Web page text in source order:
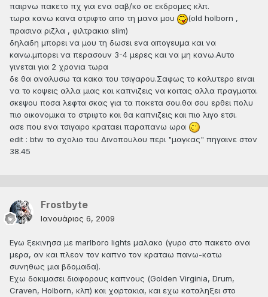
παιρνω πακετο πχ για ενα σαβ/κο σε εκδρομες κλπ.
τωρα κανω κανα στριφτο απο τη μανα μου
(old holborn ,
πρασινα ριζλα , φιλτρακια slim)
δηλαδη μπορει να μου τη δωσει ενα απογευμα και να
κανω.μπορει να περασουν 3-4 μερες και να μη κανω.Αυτο
γινεται για 2 χρονια τωρα
δε θα αναλυσω τα κακα του τσιγαρου.Σαφως το καλυτερο ειναι
να το κοψεις αλλα μιας και καπνιζεις να κοιτας αλλα πραγματα.
σκεψου ποσα λεφτα σκας για τα πακετα σου.θα σου ερθει πολυ
πιο οικονομικα το στριφτο και θα καπνιζεις και πιο λιγο ετσι.
ασε που ενα τσιγαρο κραταει παραπανω ωρα
edit : btw το σχολιο του Δινοπουλου περι "μαγκας" πηγαινε στον
38.45
Frostbyte
Ιανουάριος 6, 2009
Εγω ξεκινησα με marlboro lights μαλακο (γυρο στο πακετο ανα
μερα, αν και πλεον τον καπνο τον κραταω πανω-κατω
συνηθως μια βδομαδα).
Εχω δοκιμασει διαφορους καπνους (Golden Virginia, Drum,
Craven, Holborn, κλπ) και χαρτακια, και εχω καταληξει στο